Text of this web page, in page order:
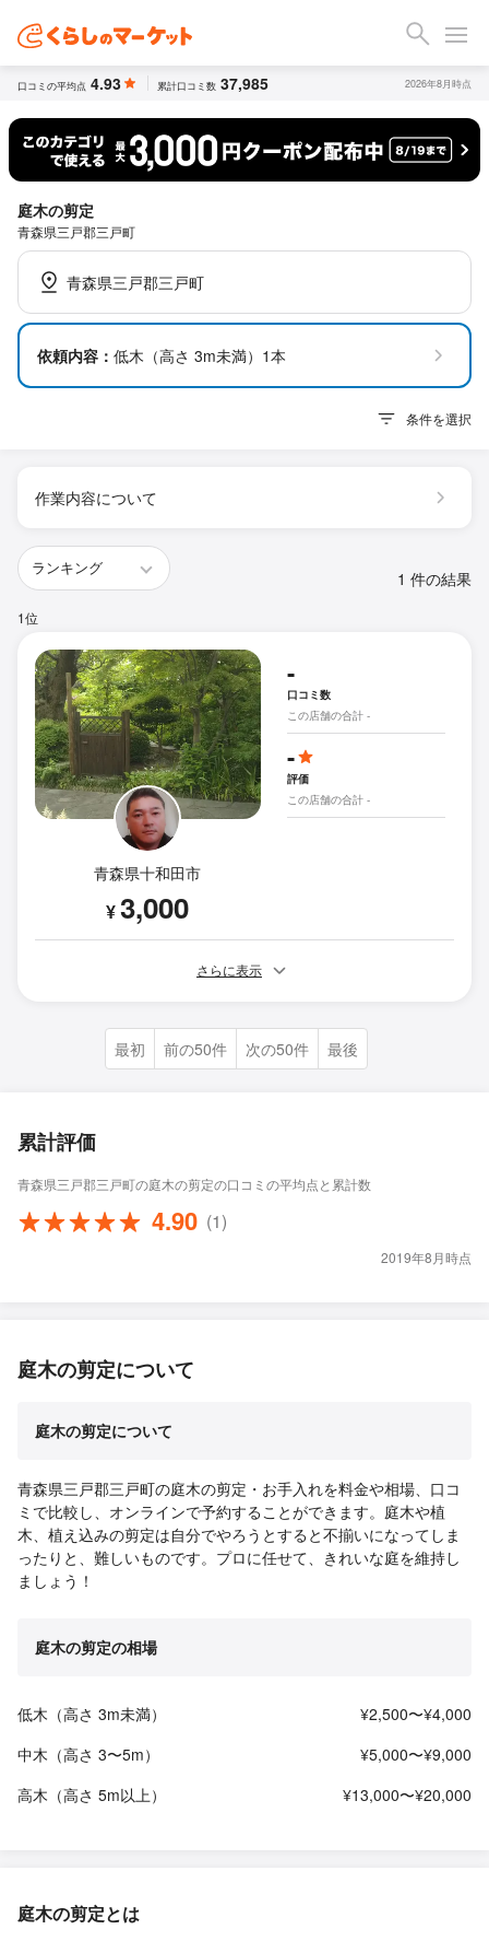
口コミの平均点 4.93 累計口コミ数 37,985 2026年8月時点
庭木の剪定
青森県三戸郡三戸町
青森県三戸郡三戸町
依頼内容： 低木（高さ 3m未満）1本
条件を選択
作業内容について
1 件の結果
1位
青森県十和田市
¥3,000
-
口コミ数
この店舗の合計 -
-
評価
この店舗の合計 -
さらに表示
最初 前の50件 次の50件 最後
累計評価
青森県三戸郡三戸町の庭木の剪定の口コミの平均点と累計数
4.90 (1)
2019年8月時点
庭木の剪定について
庭木の剪定について
青森県三戸郡三戸町の庭木の剪定・お手入れを料金や相場、口コ
ミで比較し、オンラインで予約することができます。庭木や植
木、植え込みの剪定は自分でやろうとすると不揃いになってしま
ったりと、難しいものです。プロに任せて、きれいな庭を維持し
ましょう！
庭木の剪定の相場
低木（高さ 3m未満）
¥2,500〜¥4,000
中木（高さ 3〜5m）
¥5,000〜¥9,000
高木（高さ 5m以上）
¥13,000〜¥20,000
庭木の剪定とは